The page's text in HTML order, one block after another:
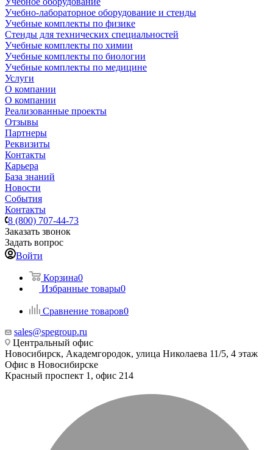
Учебно-лабораторное оборудование и стенды
Учебные комплекты по физике
Стенды для технических специальностей
Учебные комплекты по химии
Учебные комплекты по биологии
Учебные комплекты по медицине
Услуги
О компании
О компании
Реализованные проекты
Отзывы
Партнеры
Реквизиты
Контакты
Карьера
База знаний
Новости
События
Контакты
8 (800) 707-44-73
Заказать звонок
Задать вопрос
Войти
Корзина0
Избранные товары0
Сравнение товаров0
sales@spegroup.ru
Центральный офис
Новосибирск, Академгородок, улица Николаева 11/5, 4 этаж
Офис в Новосибирске
Красный проспект 1, офис 214